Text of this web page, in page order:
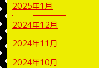
2025年1月
2024年12月
2024年11月
2024年10月